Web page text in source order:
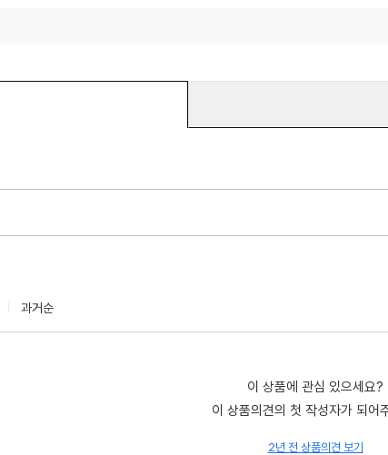
과거순
이 상품에 관심 있으세요?
이 상품의견의 첫 작성자가 되어
2년 전 상품의견 보기